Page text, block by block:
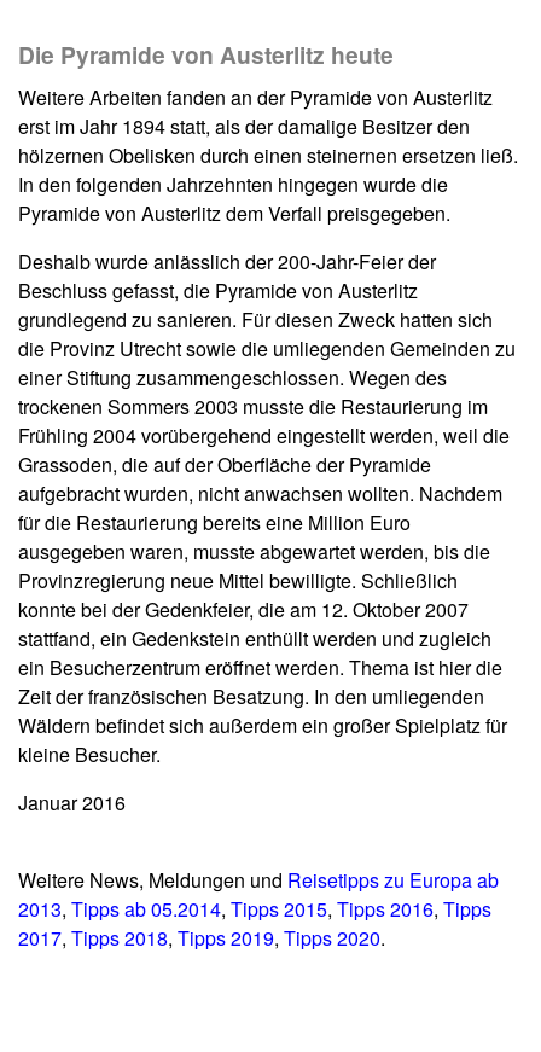
Die Pyramide von Austerlitz heute
Weitere Arbeiten fanden an der Pyramide von Austerlitz
erst im Jahr 1894 statt, als der damalige Besitzer den
hölzernen Obelisken durch einen steinernen ersetzen ließ.
In den folgenden Jahrzehnten hingegen wurde die
Pyramide von Austerlitz dem Verfall preisgegeben.
Deshalb wurde anlässlich der 200-Jahr-Feier der
Beschluss gefasst, die Pyramide von Austerlitz
grundlegend zu sanieren. Für diesen Zweck hatten sich
die Provinz Utrecht sowie die umliegenden Gemeinden zu
einer Stiftung zusammengeschlossen. Wegen des
trockenen Sommers 2003 musste die Restaurierung im
Frühling 2004 vorübergehend eingestellt werden, weil die
Grassoden, die auf der Oberfläche der Pyramide
aufgebracht wurden, nicht anwachsen wollten. Nachdem
für die Restaurierung bereits eine Million Euro
ausgegeben waren, musste abgewartet werden, bis die
Provinzregierung neue Mittel bewilligte. Schließlich
konnte bei der Gedenkfeier, die am 12. Oktober 2007
stattfand, ein Gedenkstein enthüllt werden und zugleich
ein Besucherzentrum eröffnet werden. Thema ist hier die
Zeit der französischen Besatzung. In den umliegenden
Wäldern befindet sich außerdem ein großer Spielplatz für
kleine Besucher.
Januar 2016
Weitere News, Meldungen und Reisetipps zu Europa ab
2013, Tipps ab 05.2014, Tipps 2015, Tipps 2016, Tipps
2017, Tipps 2018, Tipps 2019, Tipps 2020.